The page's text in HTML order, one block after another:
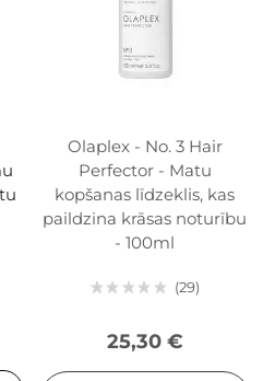
Olaplex - No. 3 Hair
Perfector - Matu
kopšanas līdzeklis, kas
paildzina krāsas noturību
- 100ml
29
25,30 €